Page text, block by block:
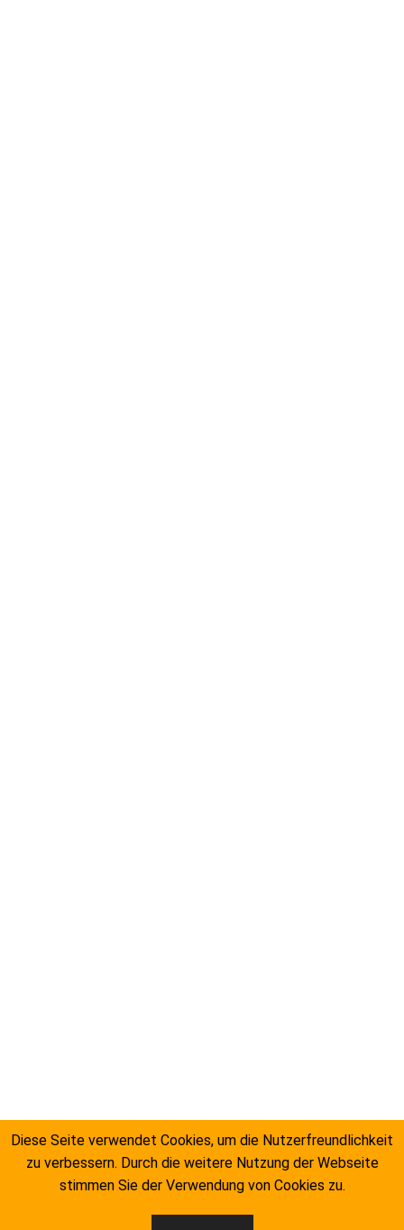
Diese Seite verwendet Cookies, um die Nutzerfreundlichkeit
zu verbessern. Durch die weitere Nutzung der Webseite
stimmen Sie der Verwendung von Cookies zu.